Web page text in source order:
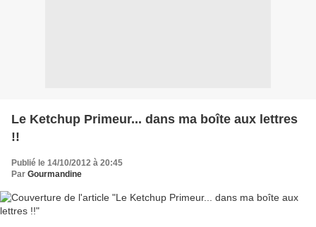
Le Ketchup Primeur... dans ma boîte aux lettres
!!
Publié le 14/10/2012 à 20:45
Par Gourmandine